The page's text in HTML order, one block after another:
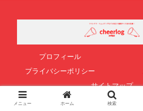
プロフィール
プライバシーポリシー
サイトマップ
© 2020 チアログ.
メニュー ホーム 検索